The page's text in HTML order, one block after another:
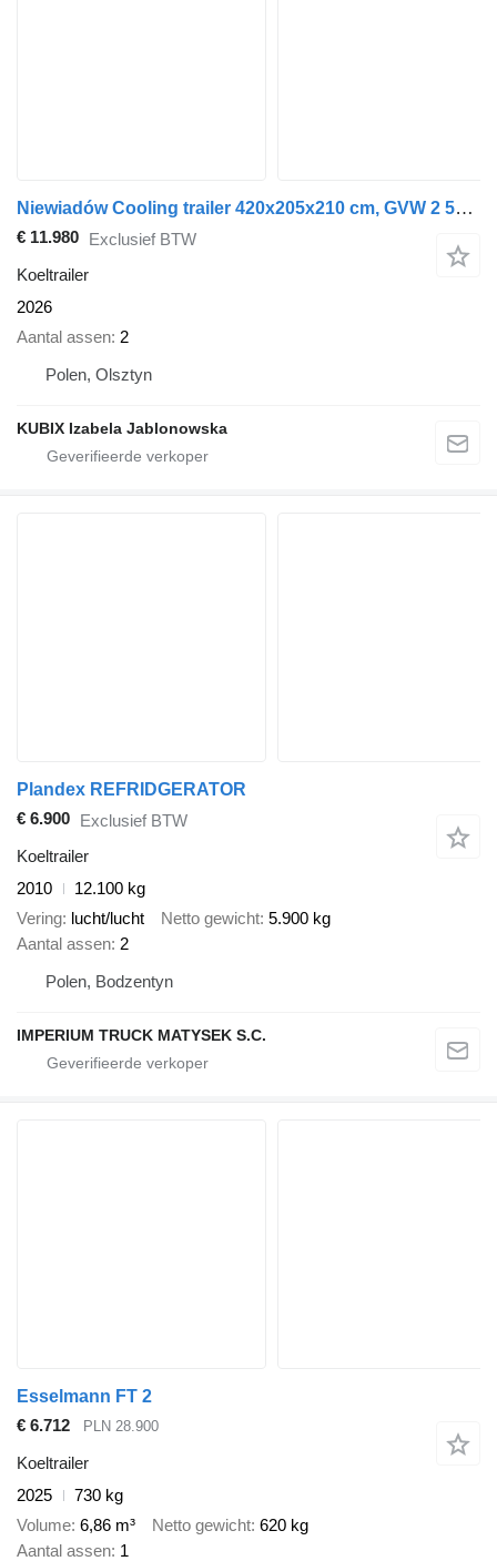
Niewiadów Cooling trailer 420x205x210 cm, GVW 2 500 kg
€ 11.980 Exclusief BTW
Koeltrailer
2026
Aantal assen 2
Polen, Olsztyn
KUBIX Izabela Jablonowska
Plandex REFRIDGERATOR
€ 6.900 Exclusief BTW
Koeltrailer
2010
12.100 kg
Vering lucht/lucht Netto gewicht 5.900 kg
Aantal assen 2
Polen, Bodzentyn
IMPERIUM TRUCK MATYSEK S.C.
Esselmann FT 2
€ 6.712
PLN 28.900
Koeltrailer
2025
730 kg
Volume 6,86 m³ Netto gewicht 620 kg
Aantal assen 1